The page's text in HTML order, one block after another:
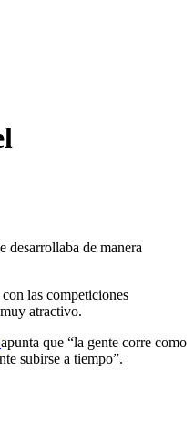
desarrollaba de manera
las competiciones
atractivo.
apunta que “la gente corre como
subirse a tiempo”.